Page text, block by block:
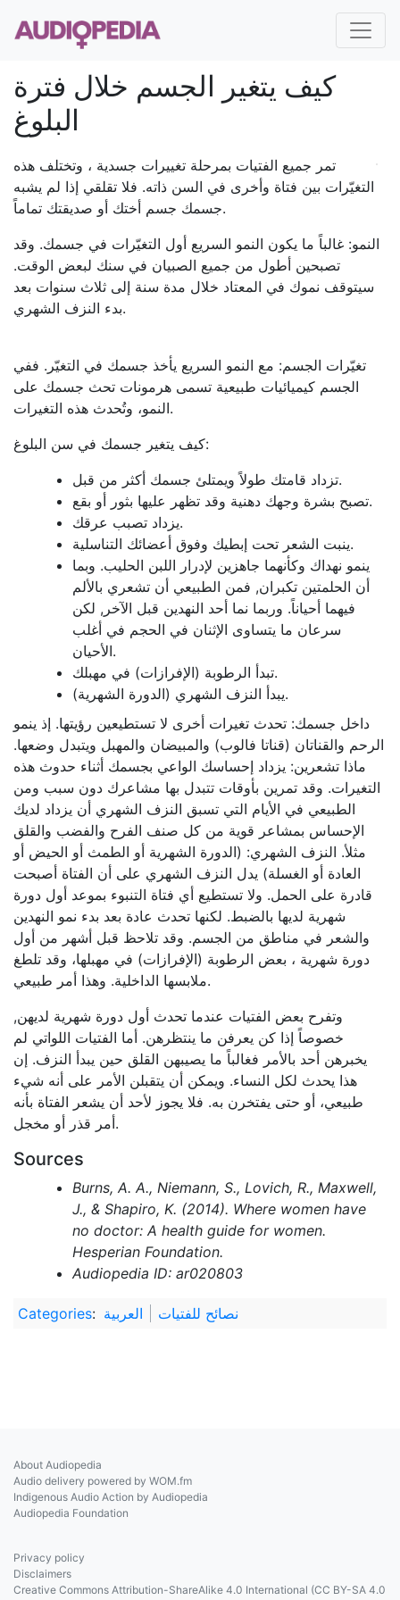
كيف يتغير الجسم خلال فترة
البلوغ
تمر جميع الفتيات بمرحلة تغييرات جسدية ، وتختلف هذه
التغيّرات بين فتاة وأخرى في السن ذاته. فلا تقلقي إذا لم يشبه
جسمك جسم أختك أو صديقتك تماماً.
النمو: غالباً ما يكون النمو السريع أول التغيّرات في جسمك. وقد
تصبحين أطول من جميع الصبيان في سنك لبعض الوقت.
سيتوقف نموك في المعتاد خلال مدة سنة إلى ثلاث سنوات بعد
بدء النزف الشهري.
تغيّرات الجسم: مع النمو السريع يأخذ جسمك في التغيّر. ففي
الجسم كيميائيات طبيعية تسمى هرمونات تحث جسمك على
النمو، وتُحدث هذه التغيرات.
كيف يتغير جسمك في سن البلوغ:
تزداد قامتك طولاً ويمتلئ جسمك أكثر من قبل.
تصبح بشرة وجهك دهنية وقد تظهر عليها بثور أو بقع.
يزداد تصبب عرقك.
ينبت الشعر تحت إبطيك وفوق أعضائك التناسلية.
ينمو نهداك وكأنهما جاهزين لإدرار اللبن الحليب. وبما
أن الحلمتين تكبران, فمن الطبيعي أن تشعري بالألم
فيهما أحياناً. وربما نما أحد النهدين قبل الآخر, لكن
سرعان ما يتساوى الإثنان في الحجم في أغلب
الأحيان.
تبدأ الرطوبة (الإفرازات) في مهبلك.
يبدأ النزف الشهري (الدورة الشهرية).
داخل جسمك: تحدث تغيرات أخرى لا تستطيعين رؤيتها. إذ ينمو
الرحم والقناتان (قناتا فالوب) والمبيضان والمهبل ويتبدل وضعها.
ماذا تشعرين: يزداد إحساسك الواعي بجسمك أثناء حدوث هذه
التغيرات. وقد تمرين بأوقات تتبدل بها مشاعرك دون سبب ومن
الطبيعي في الأيام التي تسبق النزف الشهري أن يزداد لديك
الإحساس بمشاعر قوية من كل صنف الفرح والفضب والقلق
مثلأ. النزف الشهري: (الدورة الشهرية أو الطمث أو الحيض أو
العادة أو الغسلة) يدل النزف الشهري على أن الفتاة أصبحت
قادرة على الحمل. ولا تستطيع أي فتاة التنبوء بموعد أول دورة
شهرية لديها بالضبط. لكنها تحدث عادة بعد بدء نمو النهدين
والشعر في مناطق من الجسم. وقد تلاحظ قبل أشهر من أول
دورة شهرية ، بعض الرطوبة (الإفرازات) في مهبلها، وقد تلطغ
ملابسها الداخلية. وهذا أمر طبيعي.
وتفرح بعض الفتيات عندما تحدث أول دورة شهرية لديهن,
خصوصاً إذا كن يعرفن ما ينتظرهن. أما الفتيات اللواتي لم
يخبرهن أحد بالأمر فغالباً ما يصيبهن القلق حين يبدأ النزف. إن
هذا يحدث لكل النساء. ويمكن أن يتقبلن الأمر على أنه شيء
طبيعي، أو حتى يفتخرن به. فلا يجوز لأحد أن يشعر الفتاة بأنه
أمر قذر أو مخجل.
Sources
Burns, A. A., Niemann, S., Lovich, R., Maxwell,
J., & Shapiro, K. (2014). Where women have
no doctor: A health guide for women.
Hesperian Foundation.
Audiopedia ID: ar020803
Categories: العربية نصائح للفتيات
About Audiopedia
Audio delivery powered by WOM.fm
Indigenous Audio Action by Audiopedia
Audiopedia Foundation
Privacy policy
Disclaimers
Creative Commons Attribution-ShareAlike 4.0 International (CC BY-SA 4.0